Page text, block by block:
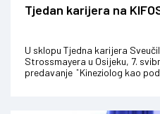
Tjedan karijera na
U sklopu Tjedna karijera
Strossmayera u Osijeku, 7.
predavanje ̎ Kineziolog kao